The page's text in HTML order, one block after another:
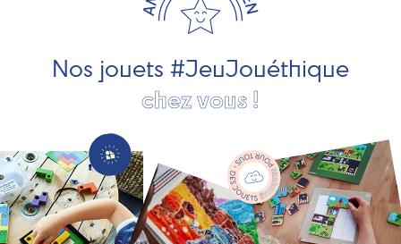
société, des jouets d'imitation, des jeux de plein air, ... et
Nos jouets #JeuJouéthique
chez vous !